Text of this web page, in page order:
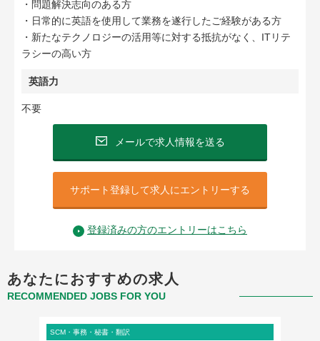
・問題解決志向のある方
・日常的に英語を使用して業務を遂行したご経験がある方
・新たなテクノロジーの活用等に対する抵抗がなく、ITリテ
ラシーの高い方
英語力
不要
メールで求人情報を送る
サポート登録して求人にエントリーする
登録済みの方のエントリーはこちら
あなたにおすすめの求人
RECOMMENDED JOBS FOR YOU
SCM・事務・秘書・翻訳